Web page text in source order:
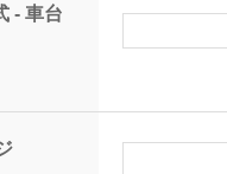
- 車台